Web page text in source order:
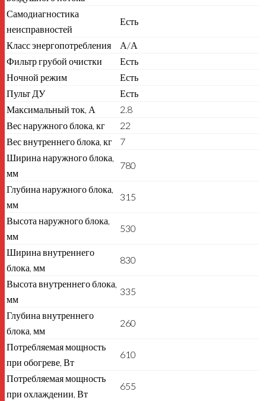
Самодиагностика
неисправностей
Есть
Класс энергопотребления
А/А
Фильтр грубой очистки
Есть
Ночной режим
Есть
Пульт ДУ
Есть
Максимальный ток, А
2.8
Вес наружного блока, кг
22
Вес внутреннего блока, кг
7
Ширина наружного блока,
мм
780
Глубина наружного блока,
мм
315
Высота наружного блока,
мм
530
Ширина внутреннего
блока, мм
830
Высота внутреннего блока,
мм
335
Глубина внутреннего
блока, мм
260
Потребляемая мощность
при обогреве, Вт
610
Потребляемая мощность
при охлаждении, Вт
655